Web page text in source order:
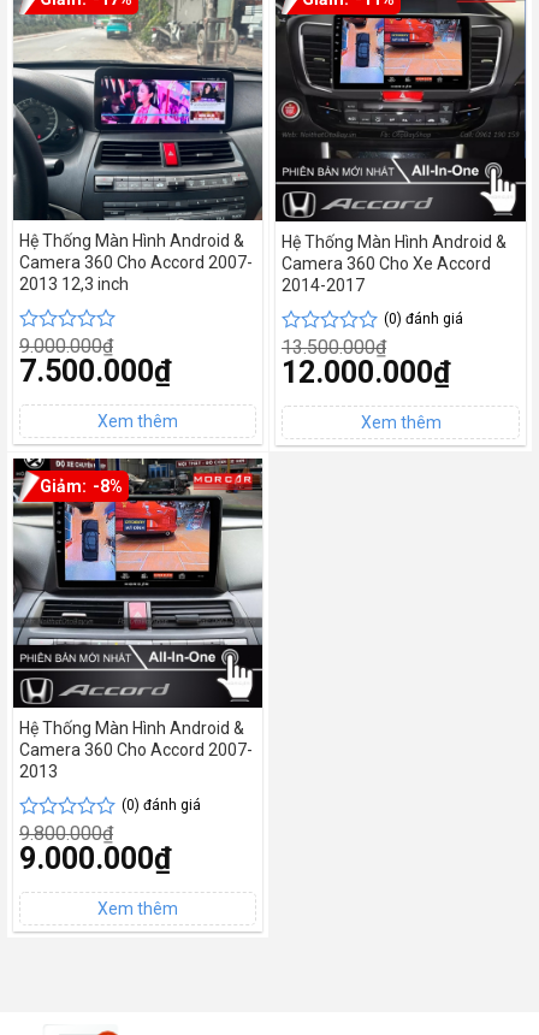
Hệ Thống Màn Hình Android &
Camera 360 Cho Accord 2007-
2013 12,3 inch
Được
xếp
hạng
0
5
sao
9.000.000₫
Giá
gốc
9.000.000₫.
7.500.000₫
hiện
tại
là:
7.500.000₫.
Hệ Thống Màn Hình Android &
Camera 360 Cho Xe Accord
2014-2017
Được
xếp
hạng
0
5
sao
(0) đánh giá
13.500.000₫
Giá
gốc
13.500.000₫.
12.000.000₫
hiện
tại
là:
-8%
Hệ Thống Màn Hình Android &
Camera 360 Cho Accord 2007-
2013
Được
xếp
hạng
0
5
sao
(0) đánh giá
9.800.000₫
Giá
gốc
9.800.000₫.
9.000.000₫
hiện
tại
là: